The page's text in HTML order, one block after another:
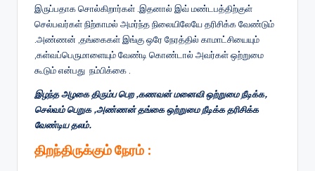
இருப்பதாக சொல்கிறார்கள் .இதனால் இவ் மண்டபத்திற்குள்
செல்பவர்கள் நிற்காமல் அமர்ந்த நிலையிலேயே தரிசிக்க வேண்டும்
.அண்ணன் ,தங்கைகள் இங்கு ஒரே நேரத்தில் காமாட்சியையும்
,கள்வப்பெருமாளையும் வேண்டி கொண்டால் அவர்கள் ஒற்றுமை
கூடும் என்பது நம்பிக்கை .
இழந்த அழகை திரும்ப பெற ,கணவன் மனைவி ஒற்றுமை நீடிக்க,
செல்வம் பெறுக ,அண்ணன் தங்கை ஒற்றுமை நீடிக்க தரிசிக்க
வேண்டிய தலம்.
திறந்திருக்கும் நேரம் :